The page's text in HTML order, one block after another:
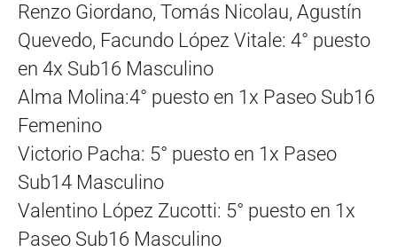
Renzo Giordano, Tomás Nicolau, Agustín
Quevedo, Facundo López Vitale: 4° puesto
en 4x Sub16 Masculino
Alma Molina:4° puesto en 1x Paseo Sub16
Femenino
Victorio Pacha: 5° puesto en 1x Paseo
Sub14 Masculino
Valentino López Zucotti: 5° puesto en 1x
Paseo Sub16 Masculino